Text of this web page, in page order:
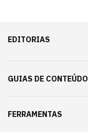
EDITORIAS
GUIAS DE CONTEÚDO
FERRAMENTAS